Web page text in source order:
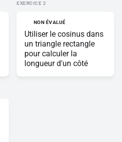
EXERCICE
NON ÉVALUÉ
Utiliser le cosinus dans
un triangle rectangle
pour calculer la
longueur d'un côté